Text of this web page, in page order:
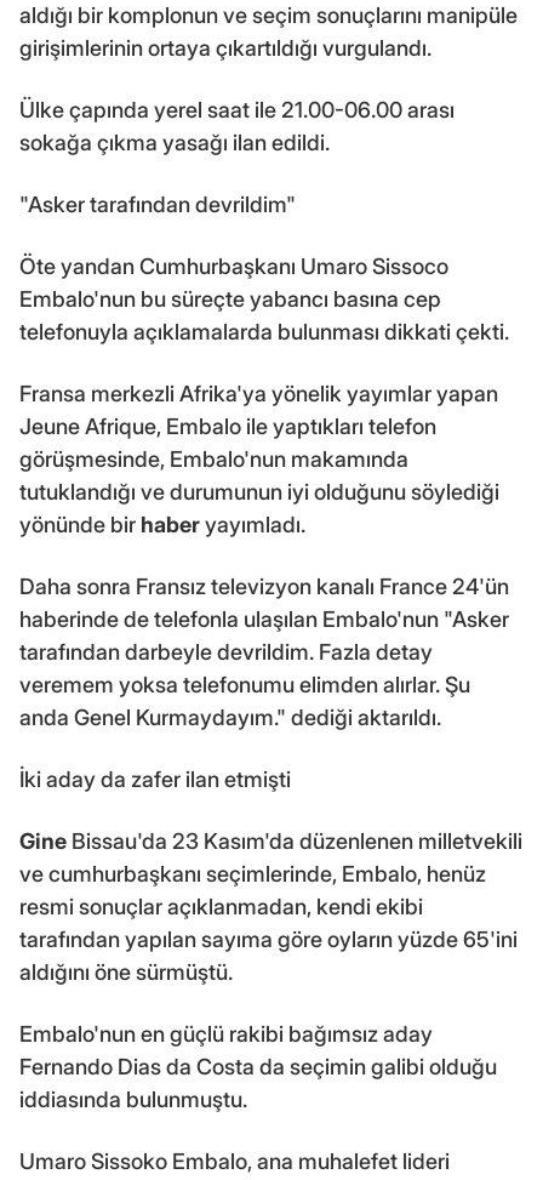
aldığı bir komplonun ve seçim sonuçlarını manipüle
girişimlerinin ortaya çıkartıldığı vurgulandı.
Ülke çapında yerel saat ile 21.00-06.00 arası
sokağa çıkma yasağı ilan edildi.
"Asker tarafından devrildim"
Öte yandan Cumhurbaşkanı Umaro Sissoco
Embalo'nun bu süreçte yabancı basına cep
telefonuyla açıklamalarda bulunması dikkati çekti.
Fransa merkezli Afrika'ya yönelik yayımlar yapan
Jeune Afrique, Embalo ile yaptıkları telefon
görüşmesinde, Embalo'nun makamında
tutuklandığı ve durumunun iyi olduğunu söylediği
yönünde bir haberyayımladı.
Daha sonra Fransız televizyon kanalı France 24'ün
haberinde de telefonla ulaşılan Embalo'nun "Asker
tarafından darbeyle devrildim. Fazla detay
veremem yoksa telefonumu elimden alırlar. Şu
anda Genel Kurmaydayım." dediği aktarıldı.
İki aday da zafer ilan etmişti
Gine Bissau'da 23 Kasım'da düzenlenen milletvekili
ve cumhurbaşkanı seçimlerinde, Embalo, henüz
resmi sonuçlar açıklanmadan, kendi ekibi
tarafından yapılan sayıma göre oyların yüzde 65'ini
aldığını öne sürmüştü.
Embalo'nun en güçlü rakibi bağımsız aday
Fernando Dias da Costa da seçimin galibi olduğu
iddiasında bulunmuştu.
Umaro Sissoko Embalo, ana muhalefet lideri